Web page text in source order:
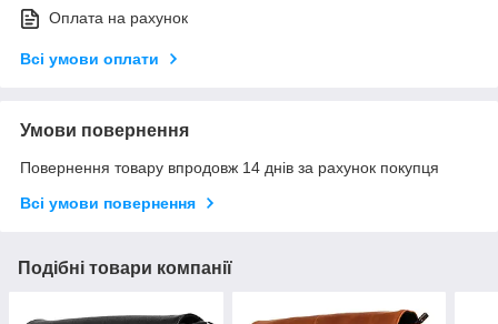
Оплата на рахунок
Всі умови оплати
Умови повернення
Повернення товару впродовж 14 днів за рахунок покупця
Всі умови повернення
Подібні товари компанії